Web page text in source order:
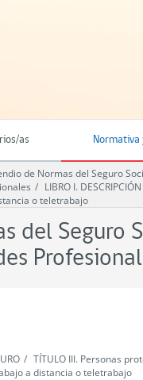
as Normativa
de Normas del Seguro
LIBRO I.
o teletrabajo
del Seguro
TÍTULO III. Personas
a distancia o teletrabajo